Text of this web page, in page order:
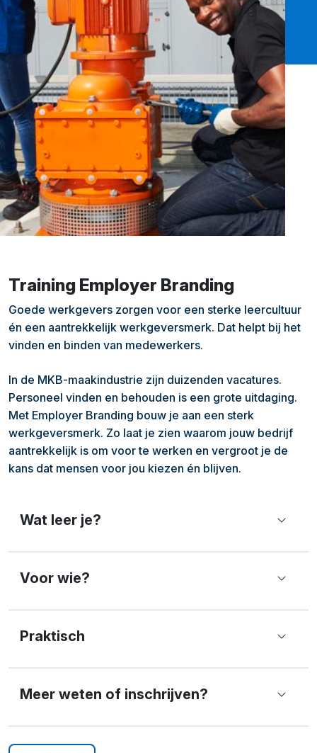
Training Employer Branding
Goede werkgevers zorgen voor een sterke leercultuur
én een aantrekkelijk werkgeversmerk. Dat helpt bij het
vinden en binden van medewerkers.
In de MKB-maakindustrie zijn duizenden vacatures.
Personeel vinden en behouden is een grote uitdaging.
Met Employer Branding bouw je aan een sterk
werkgeversmerk. Zo laat je zien waarom jouw bedrijf
aantrekkelijk is om voor te werken en vergroot je de
kans dat mensen voor jou kiezen én blijven.
Wat leer je?
Voor wie?
Praktisch
Meer weten of inschrijven?